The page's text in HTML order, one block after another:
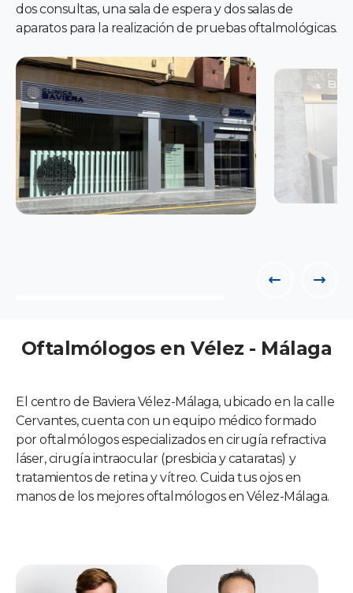
dos consultas, una sala de espera y dos salas de
aparatos para la realización de pruebas oftalmológicas.
Oftalmólogos en Vélez - Málaga
El centro de Baviera Vélez-Málaga, ubicado en la calle
Cervantes, cuenta con un equipo médico formado
por oftalmólogos especializados en cirugía refractiva
láser, cirugía intraocular (presbicia y cataratas) y
tratamientos de retina y vítreo. Cuida tus ojos en
manos de los mejores oftalmólogos en Vélez-Málaga.